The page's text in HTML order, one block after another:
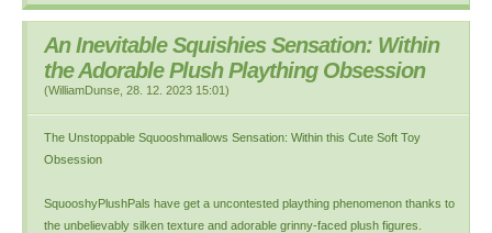
An Inevitable Squishies Sensation: Within
the Adorable Plush Plaything Obsession
(WilliamDunse 28. 12. 2023 15:01)
The Unstoppable Squooshmallows Sensation: Within this Cute Soft Toy
Obsession
SquooshyPlushPals have get a uncontested plaything phenomenon thanks to
the unbelievably silken texture and adorable grinny-faced plush figures.